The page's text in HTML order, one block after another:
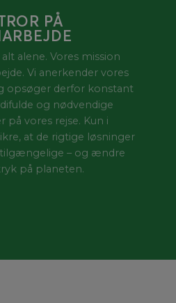
PÅ
alene. Vores mission
Vi anerkender vores
opsøger derfor konstant
og nødvendige
på vores rejse. Kun i
at de rigtige løsninger
– og ændre
på planeten.